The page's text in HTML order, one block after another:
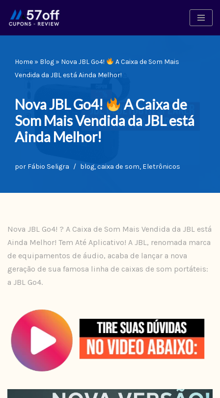
Pular
conteúdo
Home » Blog » Nova JBL Go4!
A Caixa de Som Mais
Vendida da JBL está Ainda Melhor!
Nova JBL Go4!
A Caixa de
Som Mais Vendida da JBL está
Ainda Melhor!
por Fábio Seligra blog,caixa de som, Eletrônicos
Nova JBL Go4! ? A Caixa de Som Mais Vendida da JBL está
Ainda Melhor! Tem Até Aplicativo! A JBL, renomada marca
de equipamentos de áudio, acaba de lançar a nova
geração de sua famosa linha de caixas de som portáteis:
a JBL Go4.